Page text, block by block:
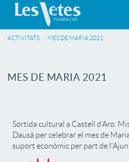
ACTIVITATS MES DE MARIA 2021
MES DE MARIA 2021
Sortida cultural a Castell d’Aro.
Dausà per celebrar el mes de
suport econòmic per part de